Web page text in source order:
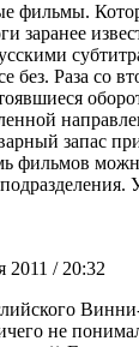
фильмы.
заранее
без. Раза со
запас
фильмов
2011 / 20:32
не